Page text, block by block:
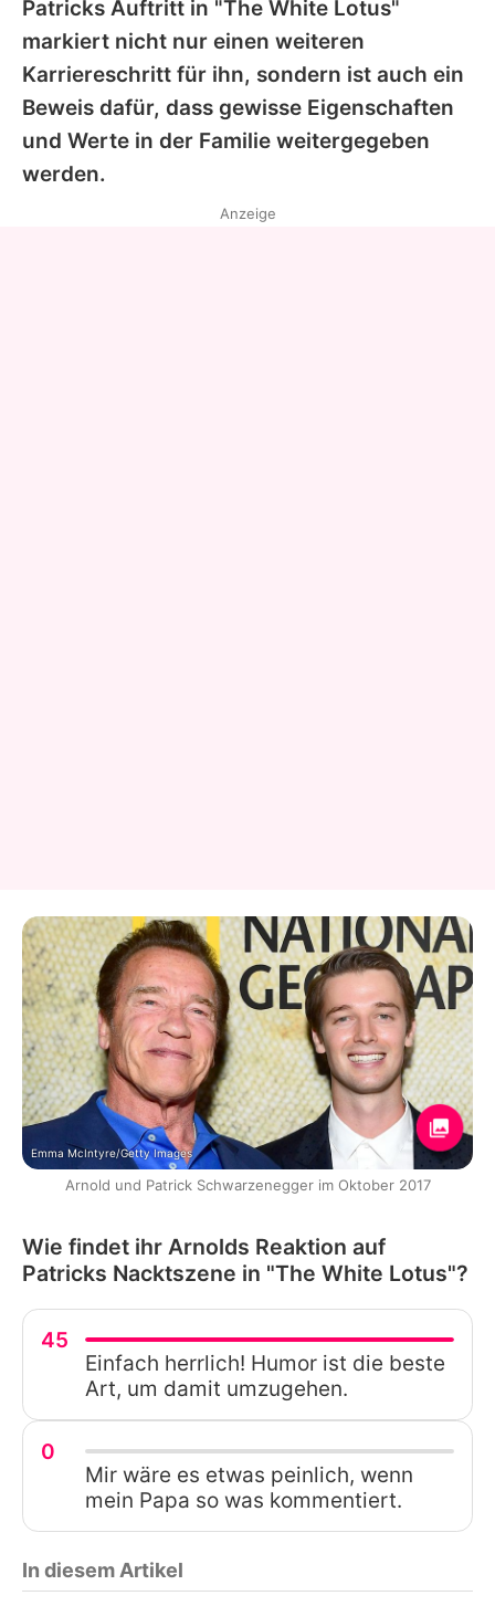
Patricks Auftritt in "The White Lotus"
markiert nicht nur einen weiteren
Karriereschritt für ihn, sondern ist auch ein
Beweis dafür, dass gewisse Eigenschaften
und Werte in der Familie weitergegeben
werden.
Anzeige
Emma McIntyre/Getty Images
Arnold und Patrick Schwarzenegger im Oktober 2017
Wie findet ihr Arnolds Reaktion auf
Patricks Nacktszene in "The White Lotus"?
45
Einfach herrlich! Humor ist die beste
Art, um damit umzugehen.
0
Mir wäre es etwas peinlich, wenn
mein Papa so was kommentiert.
In diesem Artikel